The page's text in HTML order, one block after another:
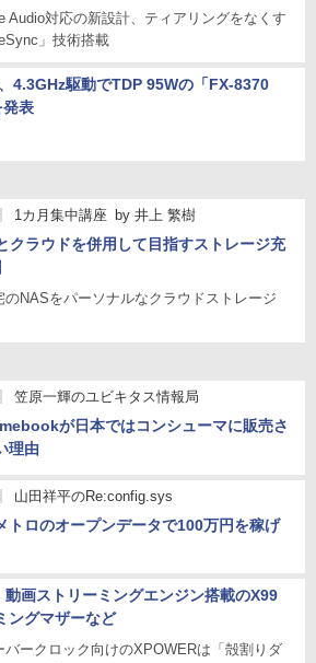
Audio対応の新設計、ティアリングをなくす
」技術搭載
4.3GHz駆動でTDP 95Wの「FX-8370
発表
1カ月集中講座 by 井上 繁樹
クラウドを併用して目指すストレージ充
のNASをパーソナルなクラウドストレージ
笠原一輝のユビキタス情報局
が日本ではコンシューマに販売さ
理由
山田祥平のRe:config.sys
トロのオープンデータで100万円を稼げ
動画ストリーミングエンジン搭載のX99
ングマザーなど
バークロック向けのXPOWERは「殻割りダ